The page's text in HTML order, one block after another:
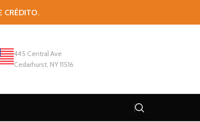
CRÉDITO.
445 Central Ave
Cedarhurst, NY 11516